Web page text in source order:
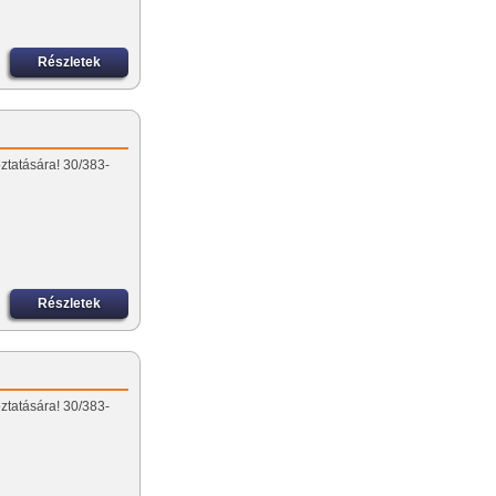
Részletek
30/383-
Részletek
30/383-